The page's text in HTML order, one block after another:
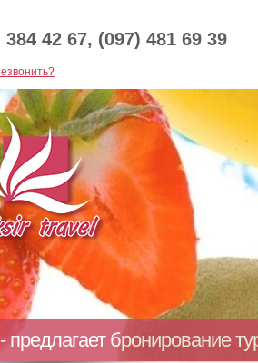
384 42 67, (097) 481 69 39
предлагает бронирование